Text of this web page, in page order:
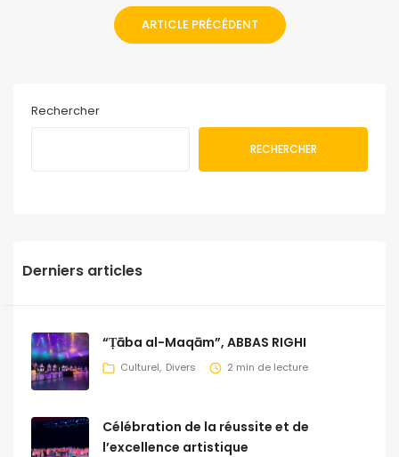
ARTICLE PRÉCÉDENT
Rechercher
RECHERCHER
Derniers articles
“Ṭāba al-Maqām”, ABBAS RIGHI
Culturel Divers 2 min de lecture
Célébration de la réussite et de
l’excellence artistique